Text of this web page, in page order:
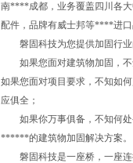
南****成都，业务覆盖四川各
配件，品牌有威士邦等****进
磐固科技为您提供加固行业
如果您面对建筑物加固，不
如果您面对项目要求，不知如
应俱全；
如果你万事俱备，不知何处
******的建筑物加固解决方案。
磐固科技是一座桥，一座连